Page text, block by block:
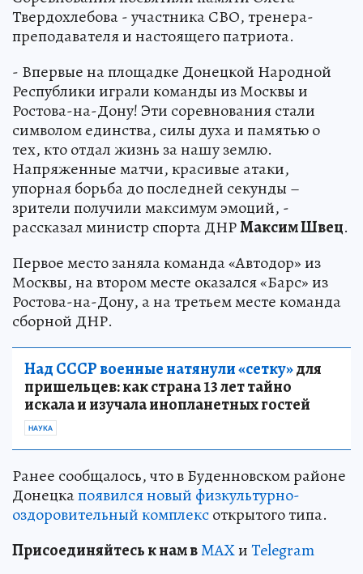
Твердохлебова - участника СВО, тренера-
преподавателя и настоящего патриота.
- Впервые на площадке Донецкой Народной
Республики играли команды из Москвы и
Ростова-на-Дону! Эти соревнования стали
символом единства, силы духа и памятью о
тех, кто отдал жизнь за нашу землю.
Напряженные матчи, красивые атаки,
упорная борьба до последней секунды –
зрители получили максимум эмоций, -
рассказал министр спорта ДНРМаксим Швец.
Первое место заняла команда «Автодор» из
Москвы, на втором месте оказался «Барс» из
Ростова-на-Дону, а на третьем месте команда
сборной ДНР.
Над СССР военные натянули «сетку»для
пришельцев: как страна 13 лет тайно
искала и изучала инопланетных гостей
НАУКА
Ранее сообщалось, что в Буденновском районе
Донецкапоявился новый физкультурно-
оздоровительный комплексоткрытого типа.
Присоединяйтесь к нам вMAXиTelegram